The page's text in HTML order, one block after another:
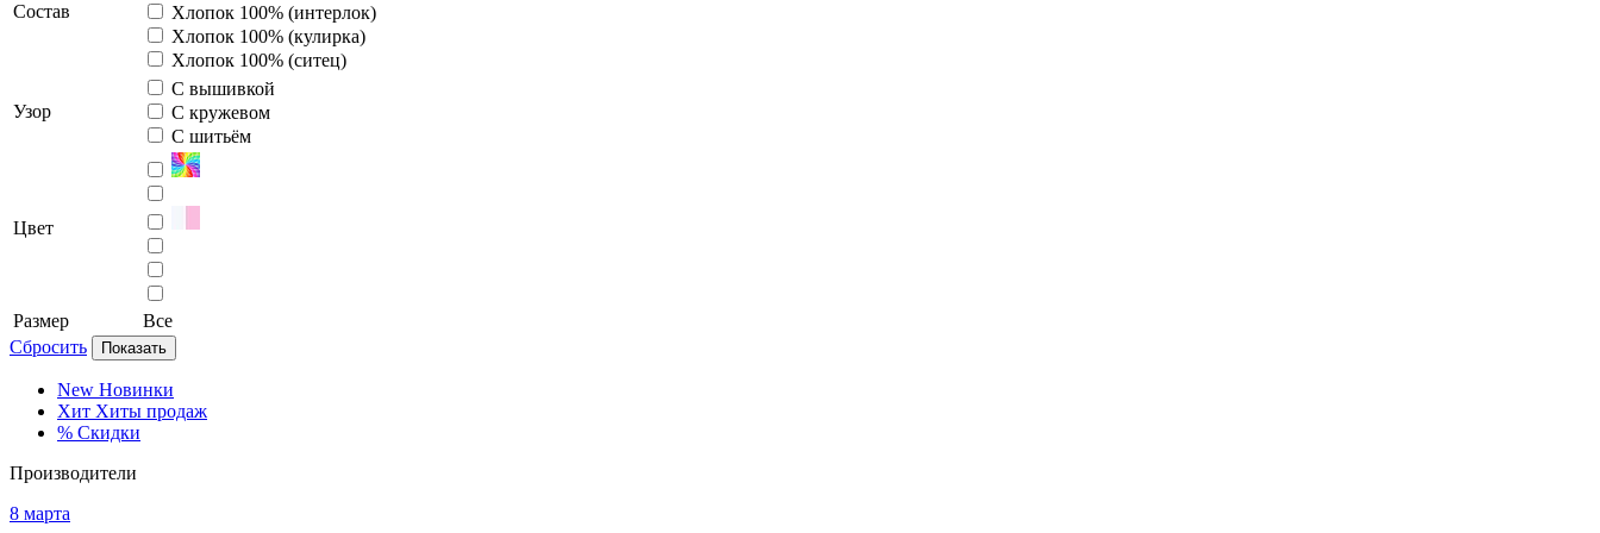
Состав
Хлопок 100% (интерлок)
Хлопок 100% (кулирка)
Хлопок 100% (ситец)
Узор
С вышивкой
С кружевом
С шитьём
Цвет
Размер
Все
Сбросить
Показать
New Новинки
Хит Хиты продаж
% Скидки
Производители
8 марта